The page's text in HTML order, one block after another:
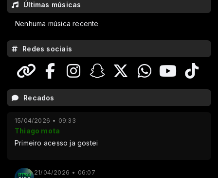
Últimas músicas
Nenhuma música recente
Redes sociais
Recados
Thiago mota
15/04/2026 • 09:33
Primeiro acesso ja gostei
21/04/2026 • 06:07